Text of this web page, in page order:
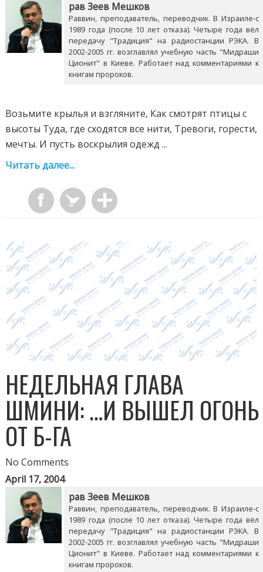
рав Зеев Мешков
Раввин, преподаватель, переводчик. В Израиле-с
1989 года (после 10 лет отказа). Четыре года вёл
передачу "Традиция" на радиостанции РЭКА. В
2002-2005 гг. возглавлял учебную часть "Мидраши
Ционит" в Киеве. Работает над комментариями к
книгам пророков.
Возьмите крылья и взгляните, Как смотрят птицы с
высоты Туда, где сходятся все нити, Тревоги, горести,
мечты. И пусть воскрылия одежд ...
Читать далее...
НЕДЕЛЬНАЯ ГЛАВА
ШМИНИ: …И ВЫШЕЛ ОГОНЬ
ОТ Б-ГА
No Comments
April 17, 2004
рав Зеев Мешков
Раввин, преподаватель, переводчик. В Израиле-с
1989 года (после 10 лет отказа). Четыре года вёл
передачу "Традиция" на радиостанции РЭКА. В
2002-2005 гг. возглавлял учебную часть "Мидраши
Ционит" в Киеве. Работает над комментариями к
книгам пророков.